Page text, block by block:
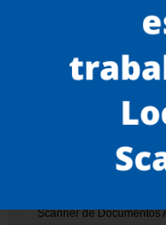
Scanner de Documentos
Scanner de Documentos